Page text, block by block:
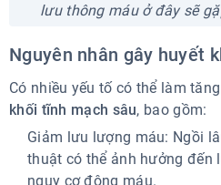
lưu thông máu ở đây sẽ
Nguyên nhân gây huyết
Có nhiều yếu tố có thể làm
khối tĩnh mạch sâu, bao gồm:
Giảm lưu lượng máu: Ngồi
thuật có thể ảnh hưởng đến
nguy cơ đông máu.